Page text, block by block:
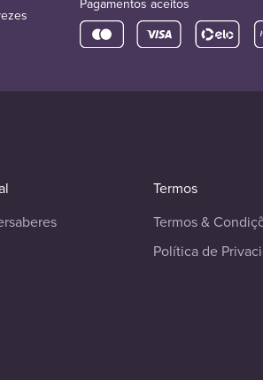
Termos
Termos &
Política de